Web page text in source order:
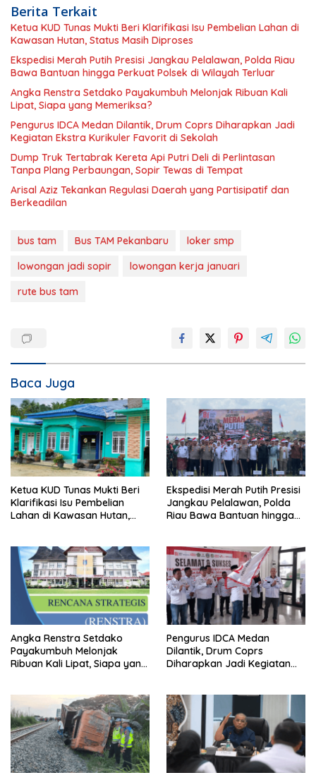
Berita Terkait
Ketua KUD Tunas Mukti Beri Klarifikasi Isu Pembelian Lahan di
Kawasan Hutan, Status Masih Diproses
Ekspedisi Merah Putih Presisi Jangkau Pelalawan, Polda Riau
Bawa Bantuan hingga Perkuat Polsek di Wilayah Terluar
Angka Renstra Setdako Payakumbuh Melonjak Ribuan Kali
Lipat, Siapa yang Memeriksa?
Pengurus IDCA Medan Dilantik, Drum Coprs Diharapkan Jadi
Kegiatan Ekstra Kurikuler Favorit di Sekolah
Dump Truk Tertabrak Kereta Api Putri Deli di Perlintasan
Tanpa Plang Perbaungan, Sopir Tewas di Tempat
Arisal Aziz Tekankan Regulasi Daerah yang Partisipatif dan
Berkeadilan
bus tam Bus TAM Pekanbaru
loker smp
lowongan jadi sopir
lowongan kerja januari
rute bus tam
Baca Juga
Ketua KUD Tunas Mukti Beri
Klarifikasi Isu Pembelian
Lahan di Kawasan Hutan,
Ekspedisi Merah Putih Presisi
Jangkau Pelalawan, Polda
Riau Bawa Bantuan hingga
Angka Renstra Setdako
Payakumbuh Melonjak
Ribuan Kali Lipat, Siapa yang
Pengurus IDCA Medan
Dilantik, Drum Coprs
Diharapkan Jadi Kegiatan